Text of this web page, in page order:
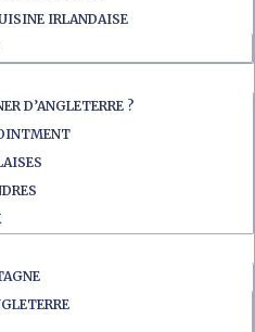
IRLANDAISE
D’ANGLETERRE ?